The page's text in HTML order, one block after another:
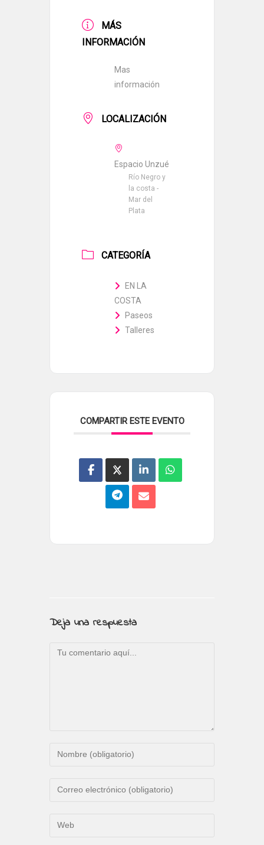
MÁS
INFORMACIÓN
Mas
información
LOCALIZACIÓN
Espacio Unzué
Río Negro y
la costa -
Mar del
Plata
CATEGORÍA
EN LA
COSTA
Paseos
Talleres
COMPARTIR ESTE EVENTO
Deja una respuesta
Comentario
Introduce
de
Introduce
Introduce